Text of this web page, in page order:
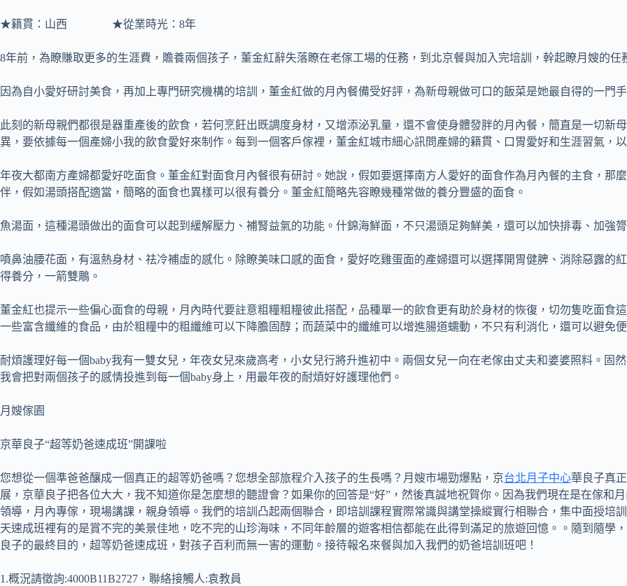
★籍貫：山西 ★從業時光：8年
8年前，為瞭賺取更多的生涯費，贍養兩個孩子，董金紅辭失落瞭在老傢工場的任務，到北京餐與加入完培訓，幹起瞭月嫂的任
因為自小愛好研討美食，再加上專門研究機構的培訓，董金紅做的月內餐備受好評，為新母親做可口的飯菜是她最自得的一門手
此刻的新母親們都很是器重產後的飲食，若何烹飪出既調度身材，又增添泌乳量，還不會使身體發胖的月內餐，簡直是一切新
異，要依據每一個產婦小我的飲食愛好來制作。每到一個客戶傢裡，董金紅城市細心訊問產婦的籍貫、口胃愛好和生涯習氣，
年夜大都南方產婦都愛好吃面食。董金紅對面食月內餐很有研討。她說，假如要選擇南方人愛好的面食作為月內餐的主食，那
伴，假如湯頭搭配適當，簡略的面食也異樣可以很有養分。董金紅簡略先容瞭幾種常做的養分豐盛的面食。
魚湯面，這種湯頭做出的面食可以起到緩解壓力、補腎益氣的功能。什錦海鮮面，不只湯頭足夠鮮美，還可以加快排毒、加強膂
噴鼻油腰花面，有溫熱身材、祛冷補虛的感化。除瞭美味口感的面食，愛好吃雞蛋面的產婦還可以選擇開胃健脾、消除惡露的
得養分，一箭雙鵰。
董金紅也提示一些偏心面食的母親，月內時代要註意粗糧粗糧彼此搭配，品種單一的飲食更有助於身材的恢復，切勿隻吃面食
一些富含纖維的食品，由於粗糧中的粗纖維可以下降膽固醇；而蔬菜中的纖維可以增進腸道蠕動，不只有利消化，還可以避免便
耐煩護理好每一個baby我有一雙女兒，年夜女兒來歲高考，小女兒行將升進初中。兩個女兒一向在老傢由丈夫和婆婆照料。固
我會把對兩個孩子的感情投進到每一個baby身上，用最年夜的耐煩好好護理他們。
月嫂傢園
京華良子“超等奶爸速成班”開課啦
您想從一個準爸爸釀成一個真正的超等奶爸嗎？您想全部旅程介入孩子的生長嗎？月嫂市場勁爆點，京台北月子中心華良子真
展，京華良子把各位大大，我不知道你是怎麼想的聽證會？如果你的回答是“好”，然後真誠地祝賀你。因為我們現在是在傢和
領導，月內專傢，現場講課，親身領導。我們的培訓凸起兩個聯合，即培訓課程實際常識與講堂操縱實行相聯合，集中面授培
天速成班裡有的是賞不完的美景佳地，吃不完的山珍海味，不同年齡層的遊客相信都能在此得到滿足的旅遊回憶。。隨到隨學
良子的最終目的，超等奶爸速成班，對孩子百利而無一害的運動。接待報名來餐與加入我們的奶爸培訓班吧！
1.概況請徵詢:4000B11B2727，聯絡接觸人:袁教員